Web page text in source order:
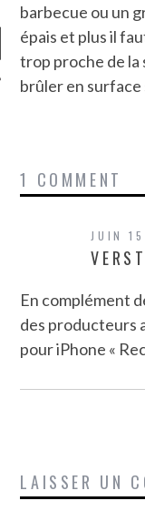
barbecue ou un
épais et plus il
trop proche de la
brûler en surface
1 COMMENT
JUIN
En complément
des producteurs
pour iPhone «
LAISSER UN